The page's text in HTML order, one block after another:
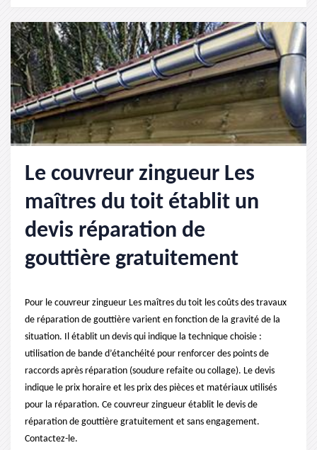
Le couvreur zingueur Les
maîtres du toit établit un
devis réparation de
gouttière gratuitement
Pour le couvreur zingueur Les maîtres du toit les coûts des travaux
de réparation de gouttière varient en fonction de la gravité de la
situation. Il établit un devis qui indique la technique choisie :
utilisation de bande d’étanchéité pour renforcer des points de
raccords après réparation (soudure refaite ou collage). Le devis
indique le prix horaire et les prix des pièces et matériaux utilisés
pour la réparation. Ce couvreur zingueur établit le devis de
réparation de gouttière gratuitement et sans engagement.
Contactez-le.